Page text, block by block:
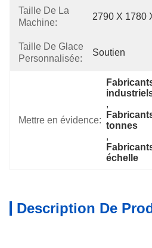
Taille De La
Machine:
2790 X 1780
Taille De Glace
Personnalisée:
Soutien
Mettre en évidence:
,
tonnes
,
échelle
Description De